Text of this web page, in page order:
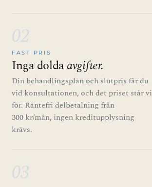
02
FAST PRIS
Inga doldaavgifter.
Din behandlingsplan och slutpris får du
vid konsultationen, och det priset står vi
för. Räntefri delbetalning från
300 kr/mån, ingen kreditupplysning
krävs.
03